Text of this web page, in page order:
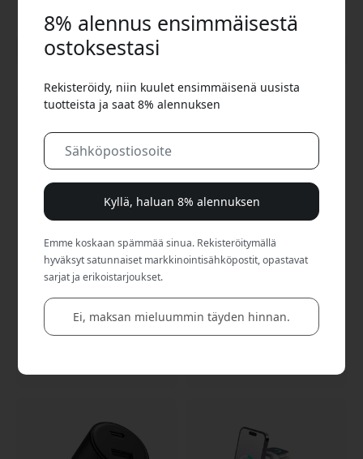
Näytä kaikki kategoriat
ALOGIC Powerfin 10-
porttinen USB-C-
puhelimille, tableteille ja
kämmentietokoneille -
Harmaa/valkoinen
ALOGIC Rapid Power 20W
älypuhelimelle ja
tabletille - Avaruuden
8% alennus ensimmäisestä
ostoksestasi
Rekisteröidy, niin kuulet ensimmäisenä uusista
tuotteista ja saat 8% alennuksen
Kyllä, haluan 8% alennuksen
Emme koskaan spämmää sinua. Rekisteröitymällä
hyväksyt satunnaiset markkinointisähköpostit, opastavat
sarjat ja erikoistarjoukset.
Ei, maksan mieluummin täyden hinnan.
Käytä tätä koodia kassalla saadaksesi 8%
alennuksen.